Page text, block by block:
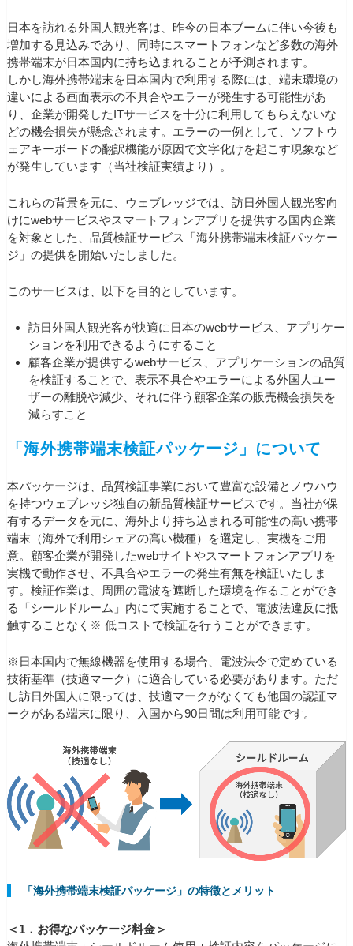
日本を訪れる外国人観光客は、昨今の日本ブームに伴い今後も
増加する見込みであり、同時にスマートフォンなど多数の海外
携帯端末が日本国内に持ち込まれることが予測されます。
しかし海外携帯端末を日本国内で利用する際には、端末環境の
違いによる画面表示の不具合やエラーが発生する可能性があ
り、企業が開発したITサービスを十分に利用してもらえないな
どの機会損失が懸念されます。エラーの一例として、ソフトウ
ェアキーボードの翻訳機能が原因で文字化けを起こす現象など
が発生しています（当社検証実績より）。
これらの背景を元に、ウェブレッジでは、訪日外国人観光客向
けにwebサービスやスマートフォンアプリを提供する国内企業
を対象とした、品質検証サービス「海外携帯端末検証パッケー
ジ」の提供を開始いたしました。
このサービスは、以下を目的としています。
訪日外国人観光客が快適に日本のwebサービス、アプリケー
ションを利用できるようにすること
顧客企業が提供するwebサービス、アプリケーションの品質
を検証することで、表示不具合やエラーによる外国人ユー
ザーの離脱や減少、それに伴う顧客企業の販売機会損失を
減らすこと
「海外携帯端末検証パッケージ」について
本パッケージは、品質検証事業において豊富な設備とノウハウ
を持つウェブレッジ独自の新品質検証サービスです。当社が保
有するデータを元に、海外より持ち込まれる可能性の高い携帯
端末（海外で利用シェアの高い機種）を選定し、実機をご用
意。顧客企業が開発したwebサイトやスマートフォンアプリを
実機で動作させ、不具合やエラーの発生有無を検証いたしま
す。検証作業は、周囲の電波を遮断した環境を作ることができ
る「シールドルーム」内にて実施することで、電波法違反に抵
触することなく※ 低コストで検証を行うことができます。
※日本国内で無線機器を使用する場合、電波法令で定めている
技術基準（技適マーク）に適合している必要があります。ただ
し訪日外国人に限っては、技適マークがなくても他国の認証マ
ークがある端末に限り、入国から90日間は利用可能です。
「海外携帯端末検証パッケージ」の特徴とメリット
＜1．お得なパッケージ料金＞